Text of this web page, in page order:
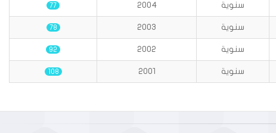
سنوية 2004
77
سنوية 2003
78
سنوية 2002
92
سنوية 2001
108